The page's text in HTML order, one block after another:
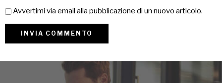
Avvertimi via email alla pubblicazione di un nuovo articolo.